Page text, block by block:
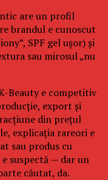
are un profil
brandul e cunoscut
SPF gel ușor) și
sau mirosul „nu
Beauty e competitiv
export și
din prețul
explicația rareori e
sau produs cu
suspectă — dar un
căutat, da.